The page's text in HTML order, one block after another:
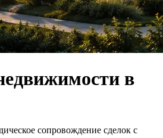
в
сопровождение сделок с